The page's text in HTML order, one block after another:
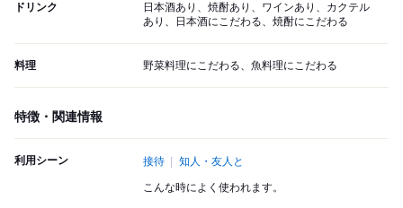
ドリンク
日本酒あり、焼酎あり、ワインあり、カクテル
あり、日本酒にこだわる、焼酎にこだわる
料理 野菜料理にこだわる、魚料理にこだわる
特徴・関連情報
利用シーン 接待 知人・友人と
こんな時によく使われます。